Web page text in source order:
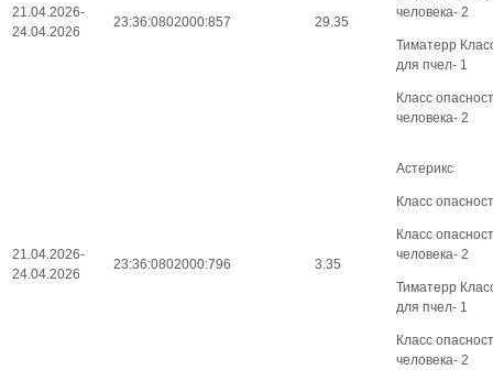
21.04.2026-
24.04.2026
23:36:0802000:857 29.35
человека- 2
Тиматерр
для пчел- 1
Класс
человека- 2
21.04.2026-
24.04.2026
23:36:0802000:796 3.35
Астерикс
Класс
Класс
человека- 2
Тиматерр
для пчел- 1
Класс
человека- 2